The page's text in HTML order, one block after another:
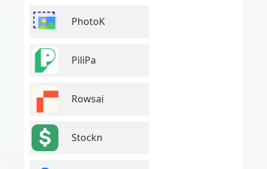
PhotoK
PiliPa
Rowsai
Stockn